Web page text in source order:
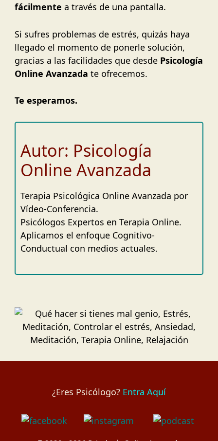
fácilmente a través de una pantalla.
Si sufres problemas de estrés, quizás haya
llegado el momento de ponerle solución,
gracias a las facilidades que desde Psicología
Online Avanzada te ofrecemos.
Te esperamos.
Autor: Psicología
Online Avanzada
Terapia Psicológica Online Avanzada por
Vídeo-Conferencia.
Psicólogos Expertos en Terapia Online.
Aplicamos el enfoque Cognitivo-
Conductual con medios actuales.
¿Eres Psicólogo? Entra Aquí